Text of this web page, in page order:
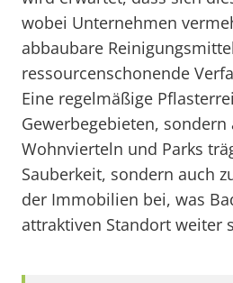
wobei Unternehmen
abbaubare
ressourcenschonende
Eine regelmäßige
Gewerbegebieten, sondern
Wohnvierteln und Parks
Sauberkeit, sondern auch
der Immobilien bei, was
attraktiven Standort weiter